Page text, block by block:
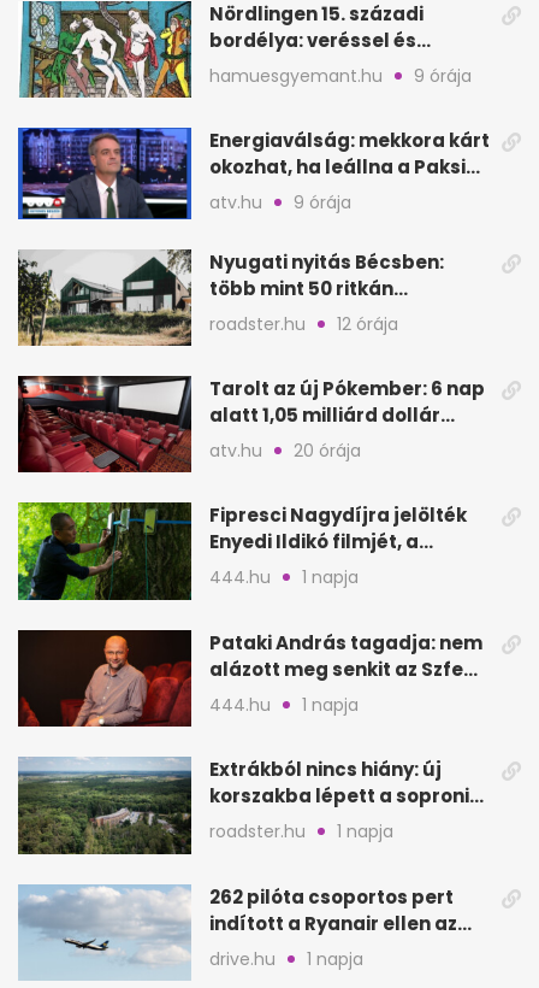
Nördlingen 15. századi
bordélya: veréssel és
éheztetéssel tartották
fogva a nőket
hamuesgyemant.hu 9 órája
Energiaválság: mekkora kárt
okozhat, ha leállna a Paksi
Atomerőmű?
atv.hu 9 órája
Nyugati nyitás Bécsben:
több mint 50 ritkán
látogatható épület
roadster.hu 12 órája
Tarolt az új Pókember: 6 nap
alatt 1,05 milliárd dollár
bevétel
atv.hu 20 órája
Fipresci Nagydíjra jelölték
Enyedi Ildikó filmjét, a
Csendes barátot
444.hu 1 napja
Pataki András tagadja: nem
alázott meg senkit az Szfe
felvételijén
444.hu 1 napja
Extrákból nincs hiány: új
korszakba lépett a soproni
Fagus Hotel
roadster.hu 1 napja
262 pilóta csoportos pert
indított a Ryanair ellen az
Egyesült Királyságban
drive.hu 1 napja